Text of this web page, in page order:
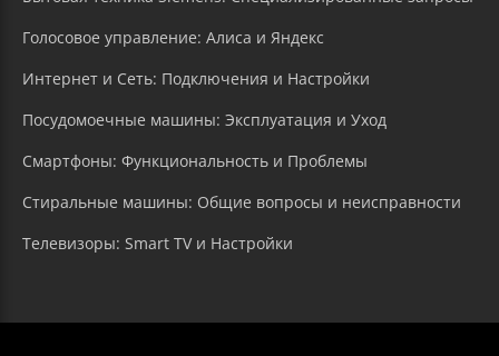
Голосовое управление: Алиса и Яндекс
Интернет и Сеть: Подключения и Настройки
Посудомоечные машины: Эксплуатация и Уход
Смартфоны: Функциональность и Проблемы
Стиральные машины: Общие вопросы и неисправности
Телевизоры: Smart TV и Настройки